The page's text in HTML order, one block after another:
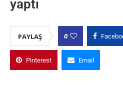
yaptı
PAYLAŞ 0
Pinterest Email